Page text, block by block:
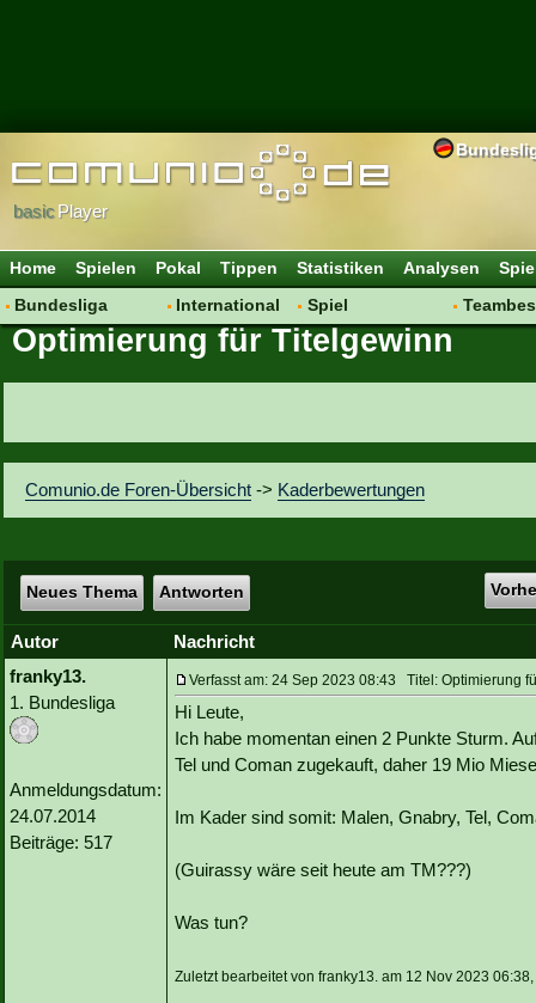
basicPlayer
Home Spielen Pokal Tippen Statistiken Analysen
Bundesliga
Hot News
Vereinsfragen
International
Vereine
Spiel
Regeln & Tipps
Optimierung für Titelgewinn
Comunio.de Foren-Übersicht -> Kaderbewertungen
Neues Thema Antworten
Autor
Nachricht
franky13.
1. Bundesliga
Anmeldungsdatum:
24.07.2014
Beiträge: 517
Verfasst am: 24 Sep 2023 08:43 Titel: Optimierung
Hi Leute,
Ich habe momentan einen 2 Punkte Sturm.
Tel und Coman zugekauft, daher 19 Mio
Im Kader sind somit: Malen, Gnabry, Tel,
(Guirassy wäre seit heute am TM???)
Was tun?
Zuletzt bearbeitet von franky13. am 12 Nov 2023